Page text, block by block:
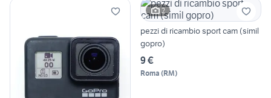
2
pezzi di ricambio sport cam (simil
gopro)
9 €
Roma (RM)